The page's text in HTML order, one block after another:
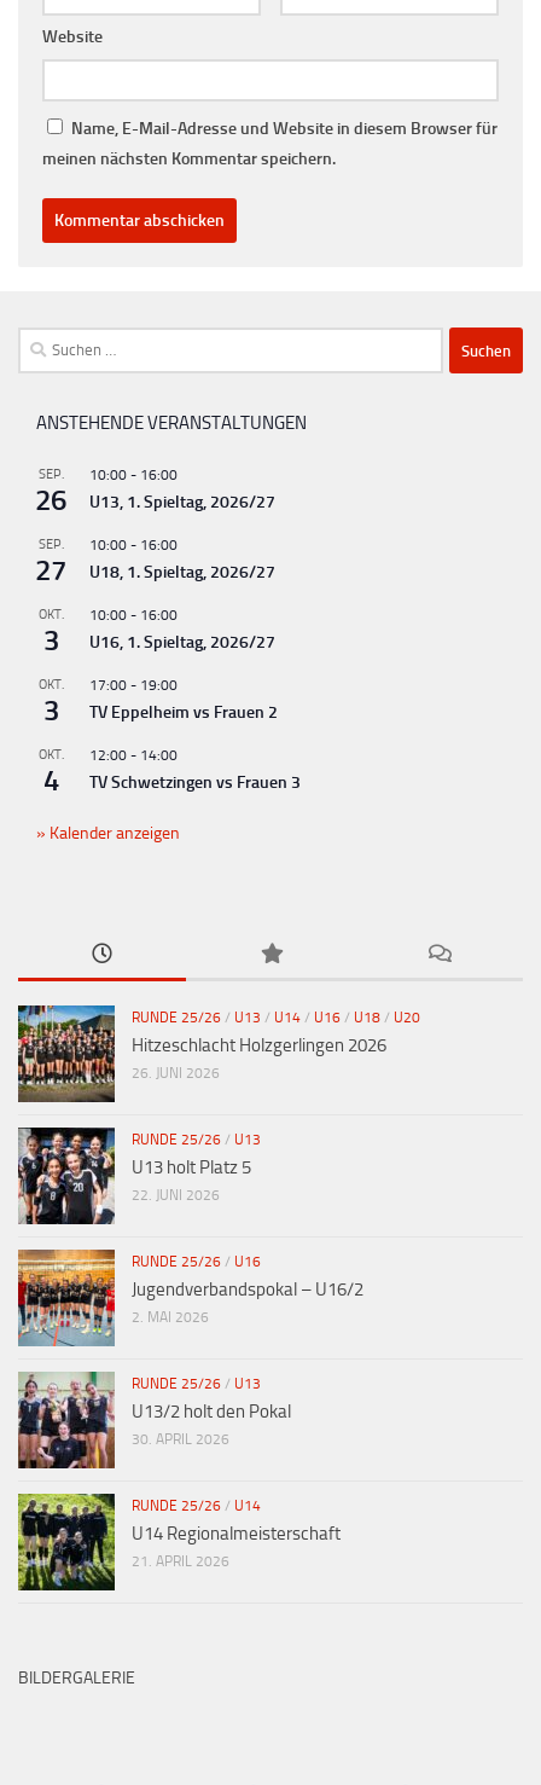
Website
Name, E-Mail-Adresse und Website in diesem Browser für
meinen nächsten Kommentar speichern.
Suchen
nach:
ANSTEHENDE VERANSTALTUNGEN
SEP.
26
10:00 - 16:00
U13, 1. Spieltag, 2026/27
SEP.
27
10:00 - 16:00
U18, 1. Spieltag, 2026/27
OKT.
3
10:00 - 16:00
U16, 1. Spieltag, 2026/27
OKT.
3
17:00 - 19:00
TV Eppelheim vs Frauen 2
OKT.
4
12:00 - 14:00
TV Schwetzingen vs Frauen 3
Kalender anzeigen
RUNDE 25/26 / U13 / U14 / U16 / U18 / U20
Hitzeschlacht Holzgerlingen 2026
26. JUNI 2026
RUNDE 25/26 / U13
U13 holt Platz 5
22. JUNI 2026
RUNDE 25/26 / U16
Jugendverbandspokal – U16/2
2. MAI 2026
RUNDE 25/26 / U13
U13/2 holt den Pokal
30. APRIL 2026
RUNDE 25/26 / U14
U14 Regionalmeisterschaft
21. APRIL 2026
BILDERGALERIE